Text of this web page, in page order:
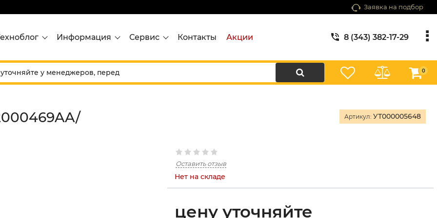
Заявка на подбор
Информация Сервис Контакты Акции 8 (343) 382-17-29
0
Артикул: УТ000005648
Оставить отзыв
Нет на складе
цену уточняйте